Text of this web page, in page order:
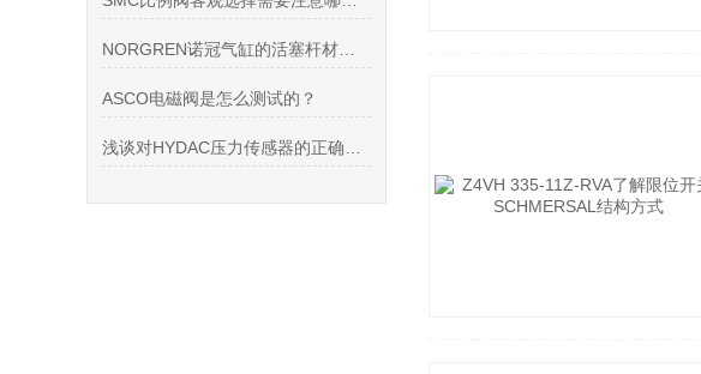
ASCO电磁阀是怎么测试的？